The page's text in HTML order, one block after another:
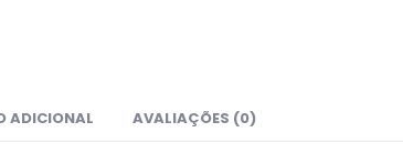
ADICIONAL AVALIAÇÕES (0)